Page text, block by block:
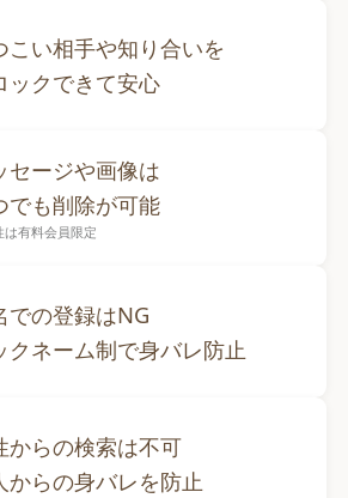
こい相手や知り合いを
ックできて安心
セージや画像は
でも削除が可能
有料会員限定
での登録はNG
クネーム制で身バレ防止
からの検索は不可
からの身バレを防止